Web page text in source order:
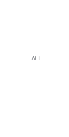
ALL